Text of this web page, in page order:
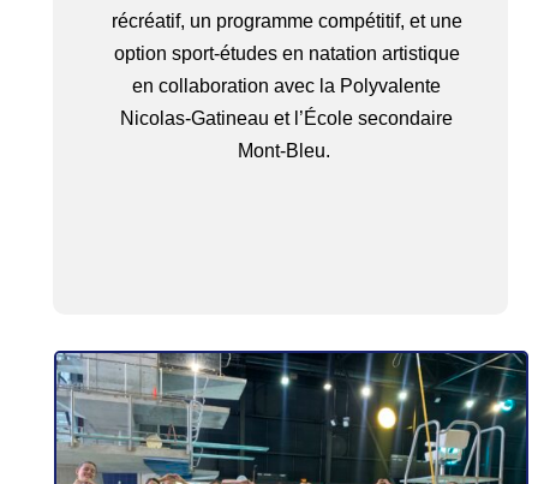
récréatif, un programme compétitif, et une
option sport-études en natation artistique
en collaboration avec la Polyvalente
Nicolas-Gatineau et l’École secondaire
Mont-Bleu.